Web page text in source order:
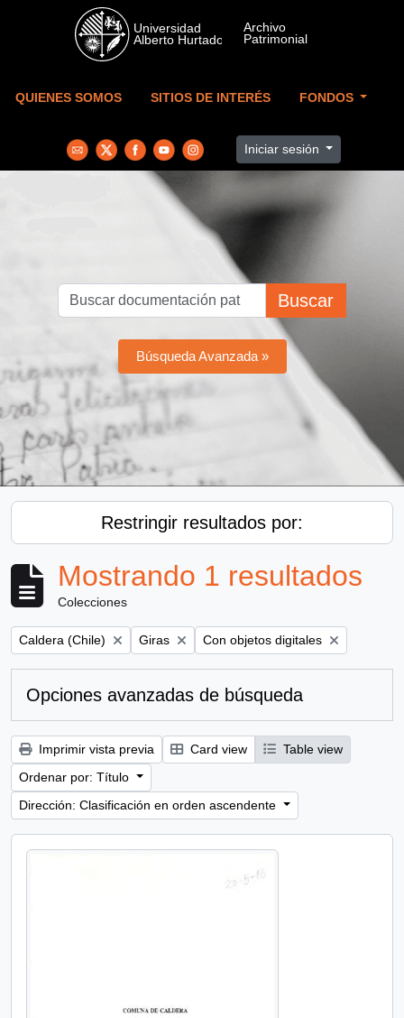
Skip to main content
QUIENES SOMOS SITIOS DE INTERÉS FONDOS
Iniciar sesión
Buscar
Búsqueda Avanzada »
Restringir resultados por:
Mostrando 1 resultados
Colecciones
Remove filter:
Caldera (Chile) Remove filter:
Giras Remove filter:
Con objetos digitales
Opciones avanzadas de búsqueda
Imprimir vista previa Card view
Table view
Ordenar por: Título
Dirección: Clasificación en orden ascendente